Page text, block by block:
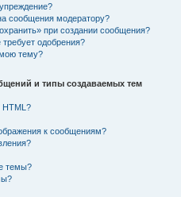
сообщения модератору?
при создании сообщения?
одобрения?
тему?
и типы создаваемых тем
HTML?
к сообщениям?
темы?